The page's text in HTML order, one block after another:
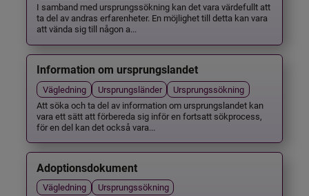
I samband med ursprungssökning kan det vara värdefullt att
ta del av andras erfarenheter. En möjlighet till detta kan vara
att vända sig till någon a...
Information om ursprungslandet
Vägledning Ursprungsländer
Ursprungssökning
Att söka och ta del av information om ursprungslandet kan
vara ett sätt att förbereda sig inför en fortsatt sökprocess,
för en del kan det också vara...
Adoptionsdokument
Vägledning
Ursprungssökning